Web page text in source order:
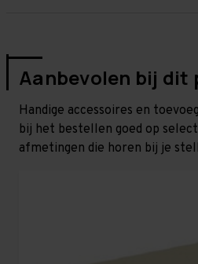
Aanbevolen bij dit
Handige accessoires en
bij het bestellen goed op
afmetingen die horen bij je